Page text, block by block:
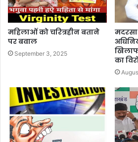
महिलाओं को चरित्रहीन बताने
पर बवाल
September 3, 2025
का